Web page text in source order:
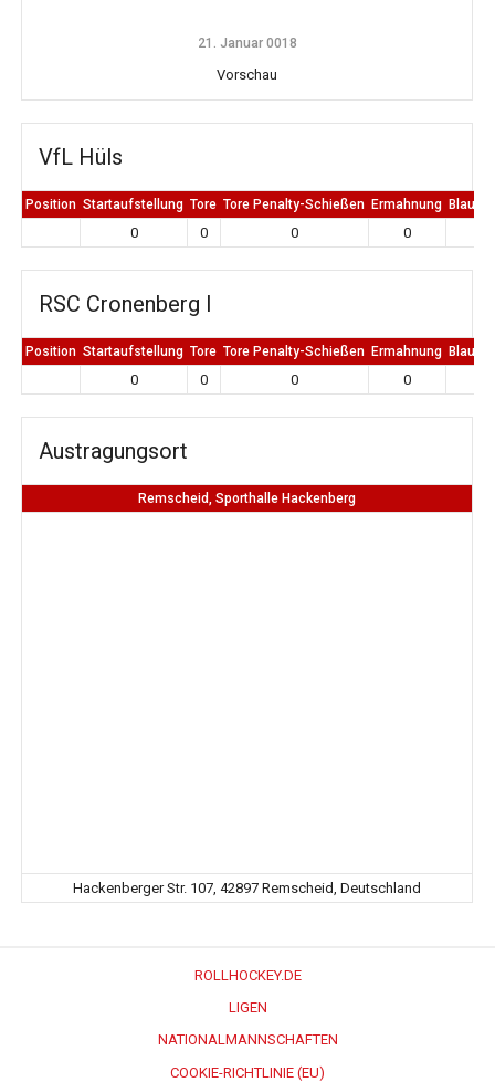
21. Januar 0018
Vorschau
VfL Hüls
Position Startaufstellung Tore Tore Penalty-Schießen Ermahnung Blaue
0 0 0 0
RSC Cronenberg I
Position Startaufstellung Tore Tore Penalty-Schießen Ermahnung Blaue
0 0 0 0
Austragungsort
Remscheid, Sporthalle Hackenberg
Hackenberger Str. 107, 42897 Remscheid, Deutschland
ROLLHOCKEY.DE
LIGEN
NATIONALMANNSCHAFTEN
COOKIE-RICHTLINIE (EU)